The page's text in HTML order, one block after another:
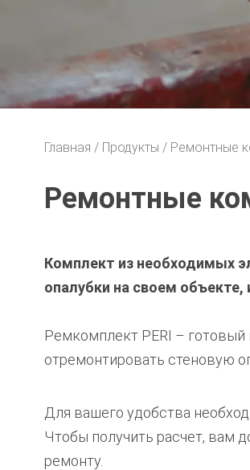
Главная Продукты Ремонтные
Ремонтные
Комплект из необходимых
опалубки на своем
Ремкомплект PERI –
отремонтировать стеновую
Для вашего удобства
Чтобы получить расчет, вам
ремонту.